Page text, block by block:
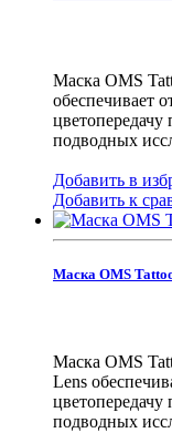
Маска OMS
обеспечивает
подводных
Добавить в
Добавить к
Маска OMS
Маска OMS
Lens
подводных